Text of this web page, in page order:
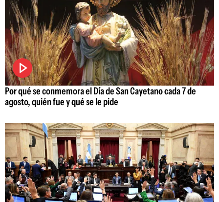
Por qué se conmemora el Día de San Cayetano cada 7 de
agosto, quién fue y qué se le pide